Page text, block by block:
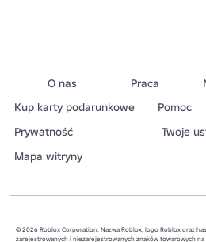
O nas Praca
Kup karty podarunkowe
Pomoc
Prywatność
Twoje
Mapa witryny
© 2026 Roblox Corporation. Nazwa Roblox, logo Roblox oraz
zarejestrowanych i niezarejestrowanych znaków towarowych